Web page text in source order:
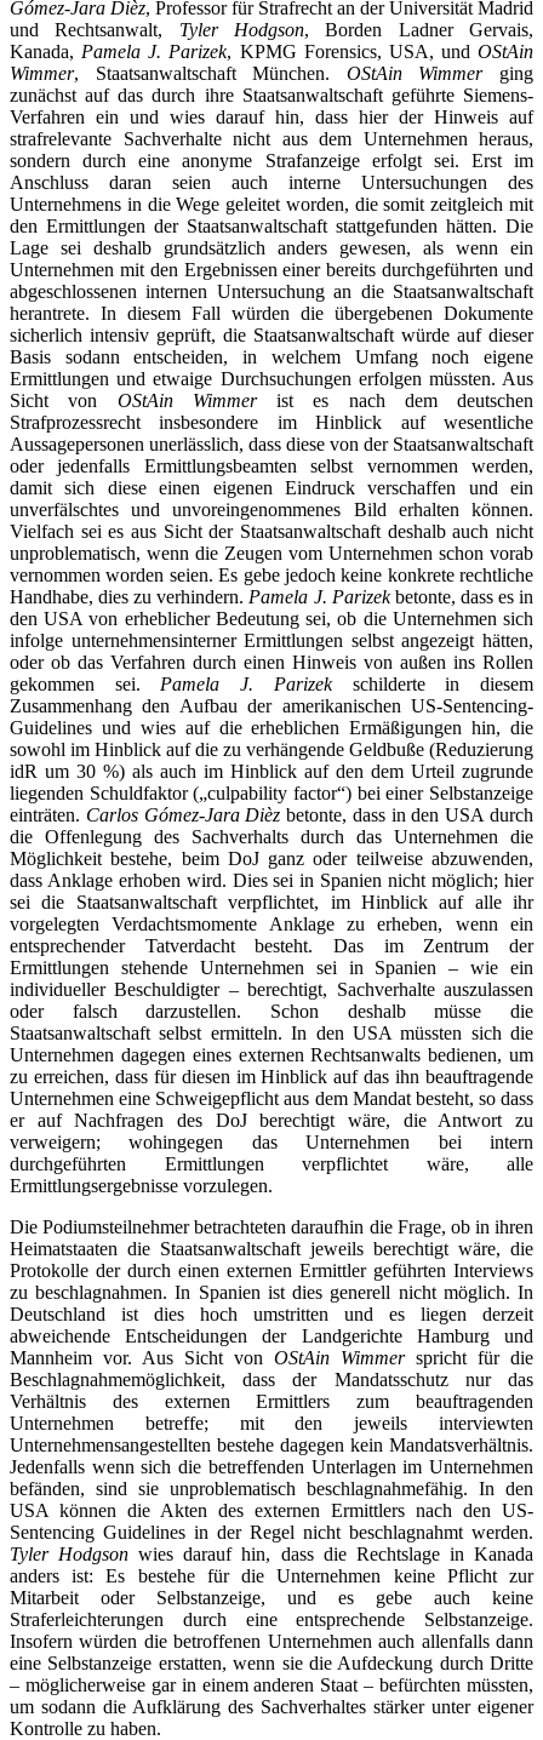
Gómez-Jara Dièz, Professor für Strafrecht an der Universität Madrid
und Rechtsanwalt, Tyler Hodgson, Borden Ladner Gervais,
Kanada, Pamela J. Parizek, KPMG Forensics, USA, und OStAin
Wimmer, Staatsanwaltschaft München. OStAin Wimmerging
zunächst auf das durch ihre Staatsanwaltschaft geführte Siemens-
Verfahren ein und wies darauf hin, dass hier der Hinweis auf
strafrelevante Sachverhalte nicht aus dem Unternehmen heraus,
sondern durch eine anonyme Strafanzeige erfolgt sei. Erst im
Anschluss daran seien auch interne Untersuchungen des
Unternehmens in die Wege geleitet worden, die somit zeitgleich mit
den Ermittlungen der Staatsanwaltschaft stattgefunden hätten. Die
Lage sei deshalb grundsätzlich anders gewesen, als wenn ein
Unternehmen mit den Ergebnissen einer bereits durchgeführten und
abgeschlossenen internen Untersuchung an die Staatsanwaltschaft
herantrete. In diesem Fall würden die übergebenen Dokumente
sicherlich intensiv geprüft, die Staatsanwaltschaft würde auf dieser
Basis sodann entscheiden, in welchem Umfang noch eigene
Ermittlungen und etwaige Durchsuchungen erfolgen müssten. Aus
Sicht von OStAin Wimmerist es nach dem deutschen
Strafprozessrecht insbesondere im Hinblick auf wesentliche
Aussagepersonen unerlässlich, dass diese von der Staatsanwaltschaft
oder jedenfalls Ermittlungsbeamten selbst vernommen werden,
damit sich diese einen eigenen Eindruck verschaffen und ein
unverfälschtes und unvoreingenommenes Bild erhalten können.
Vielfach sei es aus Sicht der Staatsanwaltschaft deshalb auch nicht
unproblematisch, wenn die Zeugen vom Unternehmen schon vorab
vernommen worden seien. Es gebe jedoch keine konkrete rechtliche
Handhabe, dies zu verhindern. Pamela J. Parizekbetonte, dass es in
den USA von erheblicher Bedeutung sei, ob die Unternehmen sich
infolge unternehmensinterner Ermittlungen selbst angezeigt hätten,
oder ob das Verfahren durch einen Hinweis von außen ins Rollen
gekommen sei. Pamela J. Parizek schilderte in diesem
Zusammenhang den Aufbau der amerikanischen US-Sentencing-
Guidelines und wies auf die erheblichen Ermäßigungen hin, die
sowohl im Hinblick auf die zu verhängende Geldbuße (Reduzierung
idR um 30 %) als auch im Hinblick auf den dem Urteil zugrunde
liegenden Schuldfaktor („culpability factor“) bei einer Selbstanzeige
einträten. Carlos Gómez-Jara Dièzbetonte, dass in den USA durch
die Offenlegung des Sachverhalts durch das Unternehmen die
Möglichkeit bestehe, beim DoJ ganz oder teilweise abzuwenden,
dass Anklage erhoben wird. Dies sei in Spanien nicht möglich; hier
sei die Staatsanwaltschaft verpflichtet, im Hinblick auf alle ihr
vorgelegten Verdachtsmomente Anklage zu erheben, wenn ein
entsprechender Tatverdacht besteht. Das im Zentrum der
Ermittlungen stehende Unternehmen sei in Spanien – wie ein
individueller Beschuldigter – berechtigt, Sachverhalte auszulassen
oder falsch darzustellen. Schon deshalb müsse die
Staatsanwaltschaft selbst ermitteln. In den USA müssten sich die
Unternehmen dagegen eines externen Rechtsanwalts bedienen, um
zu erreichen, dass für diesen im Hinblick auf das ihn beauftragende
Unternehmen eine Schweigepflicht aus dem Mandat besteht, so dass
er auf Nachfragen des DoJ berechtigt wäre, die Antwort zu
verweigern; wohingegen das Unternehmen bei intern
durchgeführten Ermittlungen verpflichtet wäre, alle
Ermittlungsergebnisse vorzulegen.
Die Podiumsteilnehmer betrachteten daraufhin die Frage, ob in ihren
Heimatstaaten die Staatsanwaltschaft jeweils berechtigt wäre, die
Protokolle der durch einen externen Ermittler geführten Interviews
zu beschlagnahmen. In Spanien ist dies generell nicht möglich. In
Deutschland ist dies hoch umstritten und es liegen derzeit
abweichende Entscheidungen der Landgerichte Hamburg und
Mannheim vor. Aus Sicht von OStAin Wimmerspricht für die
Beschlagnahmemöglichkeit, dass der Mandatsschutz nur das
Verhältnis des externen Ermittlers zum beauftragenden
Unternehmen betreffe; mit den jeweils interviewten
Unternehmensangestellten bestehe dagegen kein Mandatsverhältnis.
Jedenfalls wenn sich die betreffenden Unterlagen im Unternehmen
befänden, sind sie unproblematisch beschlagnahmefähig. In den
USA können die Akten des externen Ermittlers nach den US-
Sentencing Guidelines in der Regel nicht beschlagnahmt werden.
Tyler Hodgsonwies darauf hin, dass die Rechtslage in Kanada
anders ist: Es bestehe für die Unternehmen keine Pflicht zur
Mitarbeit oder Selbstanzeige, und es gebe auch keine
Straferleichterungen durch eine entsprechende Selbstanzeige.
Insofern würden die betroffenen Unternehmen auch allenfalls dann
eine Selbstanzeige erstatten, wenn sie die Aufdeckung durch Dritte
– möglicherweise gar in einem anderen Staat – befürchten müssten,
um sodann die Aufklärung des Sachverhaltes stärker unter eigener
Kontrolle zu haben.